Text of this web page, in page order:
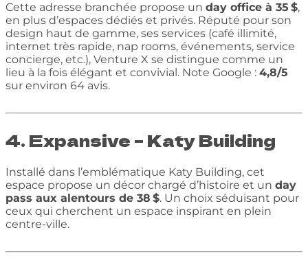
Cette adresse branchée propose un day office à 35 $,
en plus d’espaces dédiés et privés. Réputé pour son
design haut de gamme, ses services (café illimité,
internet très rapide, nap rooms, événements, service
concierge, etc.), Venture X se distingue comme un
lieu à la fois élégant et convivial. Note Google : 4,8/5
sur environ 64 avis.
4. Expansive – Katy Building
Installé dans l’emblématique Katy Building, cet
espace propose un décor chargé d’histoire et un day
pass aux alentours de 38 $. Un choix séduisant pour
ceux qui cherchent un espace inspirant en plein
centre-ville.